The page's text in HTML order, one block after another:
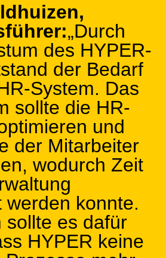
„Durch
des HYPER-
der Bedarf
System. Das
sollte die HR-
und
der Mitarbeiter
wodurch Zeit
werden konnte.
sollte es dafür
HYPER keine